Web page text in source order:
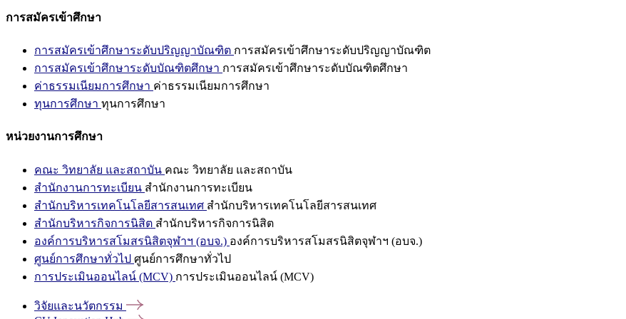
การสมัครเข้าศึกษา
การสมัครเข้าศึกษาระดับปริญญาบัณฑิต การสมัครเข้าศึกษาระดับปริญญาบัณฑิต
การสมัครเข้าศึกษาระดับบัณฑิตศึกษา การสมัครเข้าศึกษาระดับบัณฑิตศึกษา
ค่าธรรมเนียมการศึกษา ค่าธรรมเนียมการศึกษา
ทุนการศึกษา ทุนการศึกษา
หน่วยงานการศึกษา
คณะ วิทยาลัย และสถาบัน คณะ วิทยาลัย และสถาบัน
สำนักงานการทะเบียน สำนักงานการทะเบียน
สำนักบริหารเทคโนโลยีสารสนเทศ สำนักบริหารเทคโนโลยีสารสนเทศ
สำนักบริหารกิจการนิสิต สำนักบริหารกิจการนิสิต
องค์การบริหารสโมสรนิสิตจุฬาฯ (อบจ.) องค์การบริหารสโมสรนิสิตจุฬาฯ (อบจ.)
ศูนย์การศึกษาทั่วไป ศูนย์การศึกษาทั่วไป
การประเมินออนไลน์ (MCV) การประเมินออนไลน์ (MCV)
วิจัยและนวัตกรรม